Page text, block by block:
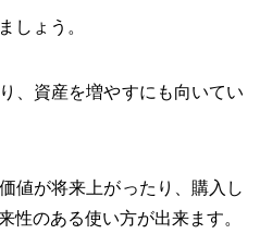
しょう。
、資産を増やすにも向いてい
値が将来上がったり、購入し
性のある使い方が出来ます。